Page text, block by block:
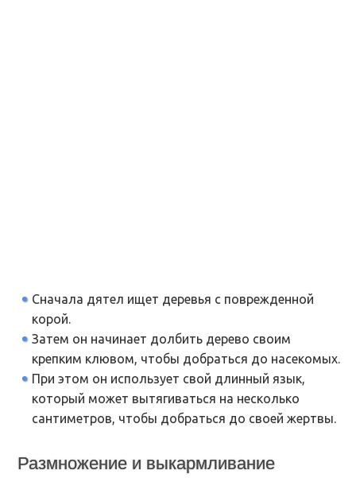
Сначала дятел ищет деревья с поврежденной
корой.
Затем он начинает долбить дерево своим
крепким клювом, чтобы добраться до насекомых.
При этом он использует свой длинный язык,
который может вытягиваться на несколько
сантиметров, чтобы добраться до своей жертвы.
Размножение и выкармливание